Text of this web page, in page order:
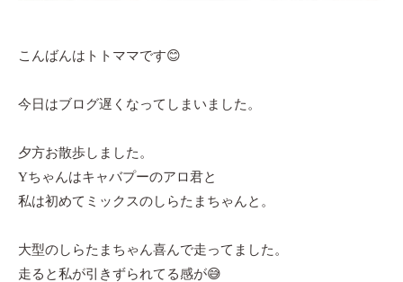
こんばんはトトママです😊
今日はブログ遅くなってしまいました。
夕方お散歩しました。
Yちゃんはキャバプーのアロ君と
私は初めてミックスのしらたまちゃんと。
大型のしらたまちゃん喜んで走ってました。
走ると私が引きずられてる感が😅